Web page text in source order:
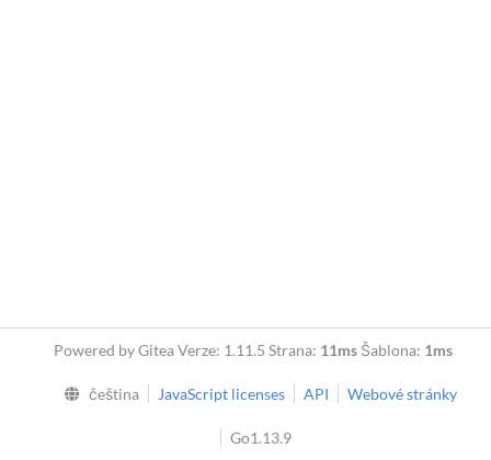
Powered by Gitea Verze: 1.11.5 Strana: 11ms Šablona: 1ms
čeština JavaScript licenses API Webové stránky
Go1.13.9